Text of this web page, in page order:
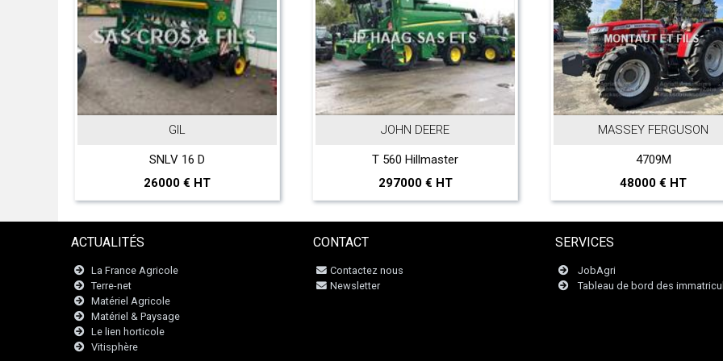
SNLV 16 D
26000 € HT
JOHN DEERE
T 560 Hillmaster
297000 € HT
MASSEY FERGUSON
4709M
48000 € HT
ACTUALITÉS
La France Agricole
Terre-net
Matériel Agricole
Matériel & Paysage
Le lien horticole
Vitisphère
CONTACT
Contactez nous
Newsletter
SERVICES
JobAgri
Tableau de bord des